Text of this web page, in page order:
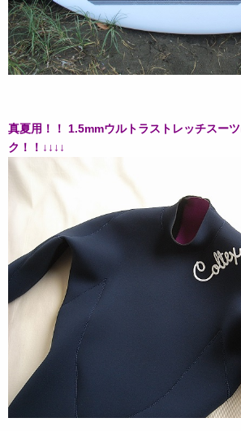
真夏用！！ 1.5mmウルトラストレッチスー
ク！！↓↓↓↓